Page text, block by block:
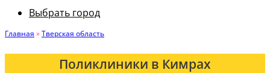
Выбрать город
Главная »Тверская область
Поликлиники в Кимрах